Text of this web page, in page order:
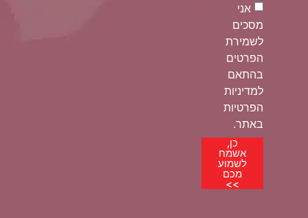
אני
מסכים
לשמירת
הפרטים
בהתאם
למדיניות
הפרטיות
באתר.
כן,
אשמח
לשמוע
מכם
>>